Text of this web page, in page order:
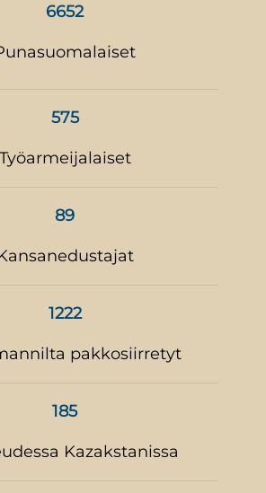
6652
575
Työarmeijalaiset
89
1222
pakkosiirretyt
185
Kazakstanissa